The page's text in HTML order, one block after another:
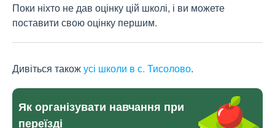
Поки ніхто не дав оцінку цій школі, і ви можете
поставити свою оцінку першим.
Дивіться такожусі школи в с. Тисолово.
Як організувати навчання при
переїзді